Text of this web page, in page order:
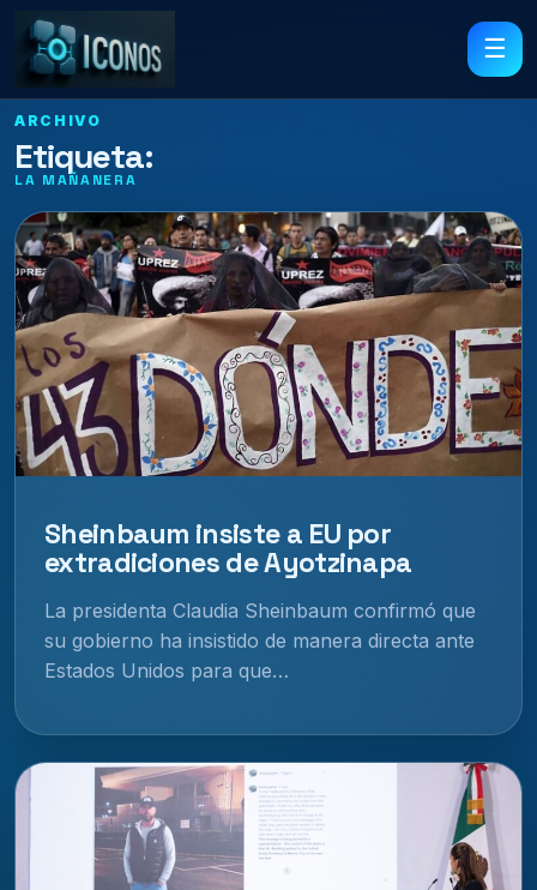
☰
ARCHIVO
Etiqueta:
LA MAÑANERA
Sheinbaum insiste a EU por
extradiciones de Ayotzinapa
La presidenta Claudia Sheinbaum confirmó que
su gobierno ha insistido de manera directa ante
Estados Unidos para que…